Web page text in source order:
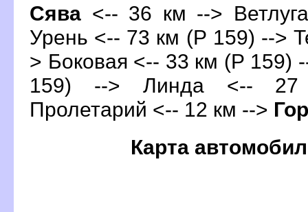
Сява <-- 36 км -->
Урень <-- 73 км (Р 159) -->
> Боковая <-- 33 км (Р 159)
159) --> Линда <-- 27
Пролетарий <-- 12 км -->
Карта